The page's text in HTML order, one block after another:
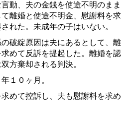
動、夫の金銭を使途不明のまま
離婚と使途不明金、慰謝料を求
れた。未成年の子はいない。
破綻原因は夫にあるとして、離
めて反訴を提起した。離婚を認
方棄却される判決。
１０ヶ月。
めて控訴し、夫も慰謝料を求め